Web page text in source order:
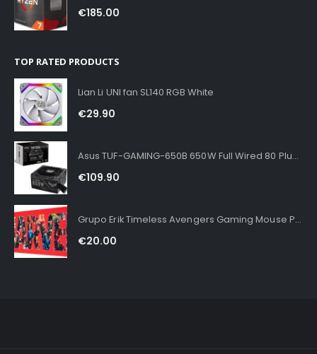
€185.00
TOP RATED PRODUCTS
Lian Li UNI fan SL140 RGB White
€29.90
Asus TUF-GAMING-650B 650W Full Wired 80 Plus Bronze
€109.90
Grupo Erik Timeless Avengers Gaming Mouse Pad XXL
€20.00